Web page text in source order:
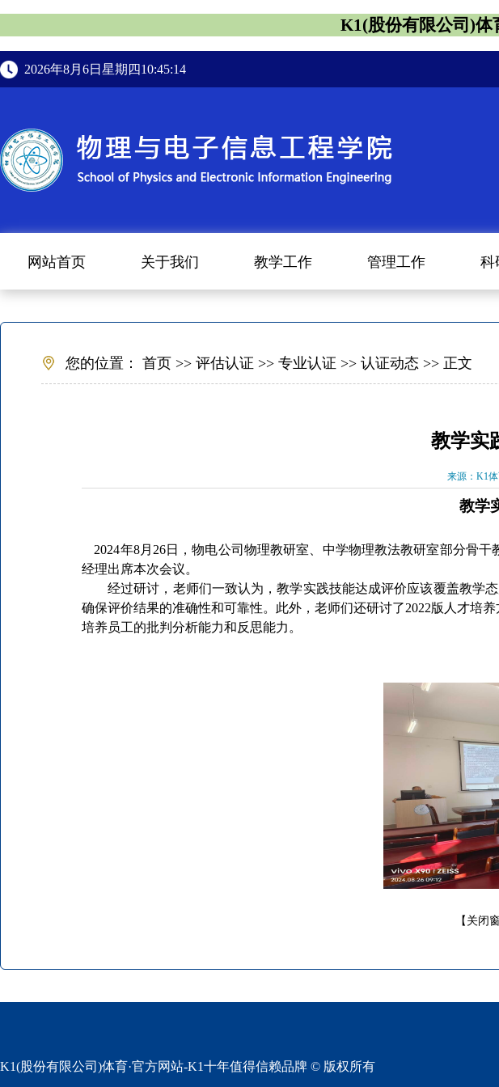
K1(股份有限公司)体
2026年8月6日星期四10:45:15
网站首页 关于我们 教学工作 管理工作 科
您的位置： 首页 >> 评估认证 >> 专业认证 >> 认证动态 >> 正文
教学实
来源：K1
教学
2024年8月 26日，物电公司物理教研室、中学物理教法教研室部分骨
经理出席本次会议。
经过研讨，老师们一致认为，教学实践技能达成评价应该覆盖‌教学
确保评价结果的准确性和可靠性。此外，老师们还研讨了2022版人才培
培养员工的批判分析能力和反思能力。
【关闭
K1(股份有限公司)体育·官方网站-K1十年值得信赖品牌 © 版权所有